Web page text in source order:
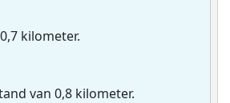
kilometer.
van 0,8 kilometer.